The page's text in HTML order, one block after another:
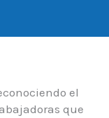
el
que